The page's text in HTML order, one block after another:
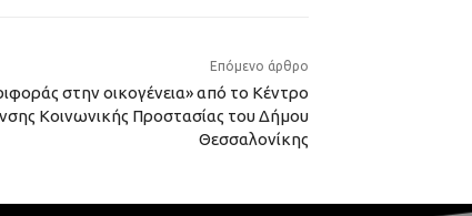
Επόμενο άρθρο
στην οικογένεια» από το Κέντρο
Κοινωνικής Προστασίας του Δήμου
Θεσσαλονίκης